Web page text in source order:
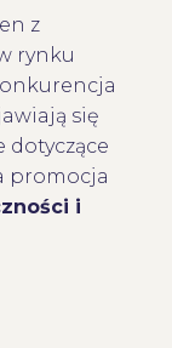
z
rynku
się
dotyczące
promocja
i